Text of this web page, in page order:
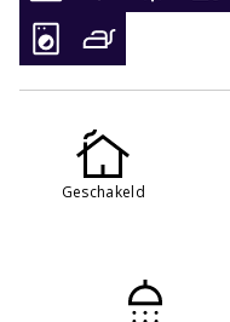
Geschakeld